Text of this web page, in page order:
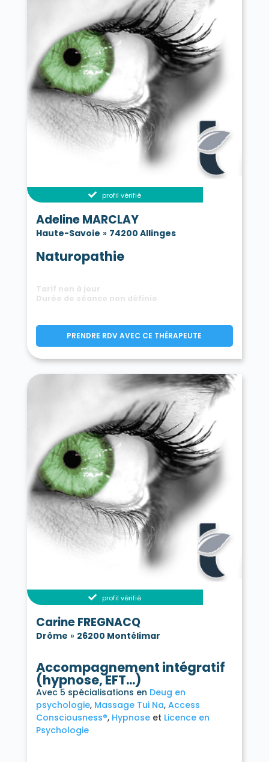
profil vérifié
Adeline MARCLAY
Haute-Savoie » 74200 Allinges
Naturopathie
Tarif non à jour
Durée de séance non définie
PRENDRE RDV AVEC CE THÉRAPEUTE
profil vérifié
Carine FREGNACQ
Drôme » 26200 Montélimar
Accompagnement intégratif
(hypnose, EFT...)
Avec 5 spécialisations en Deug en
psychologie Massage Tui Na Access
Consciousness® Hypnose
Licence en
Psychologie